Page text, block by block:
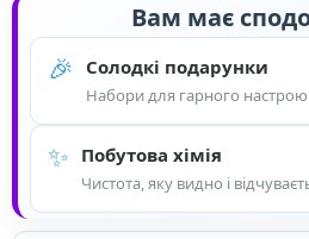
Вам має
🎉 Солодкі подарунки
Набори для гарного настрою
✨ Побутова хімія
Чистота, яку видно і